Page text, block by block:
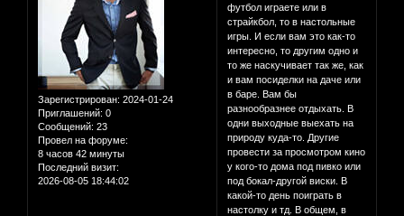
Зарегистрирован: 2024-01-24
Приглашений: 0
Сообщений: 23
Провел на форуме:
8 часов 42 минуты
Последний визит:
2026-08-05 18:44:02
футбол играете или в
страйкбол, то в настольные
игры. И если вам это как-то
интересно, то другим одно и
то же наскучивает так же, как
и вам посиделки на даче или
в баре. Вам бы
разнообразнее отдыхать. В
одни выходные выехать на
природу куда-то. Другие
провести за просмотром кино
у кого-то дома под пивко или
под бокал-другой виски. В
какой-то день поиграть в
настолку и тд. В общем, в